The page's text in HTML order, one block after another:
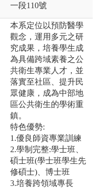
一段110號
本系定位以預防醫學
觀念，運用多元之研
究成果，培養學生成
為具備跨域素養之公
共衛生專業人才，並
落實至社區、提升民
眾健康，成為中部地
區公共衛生的學術重
鎮。
特色優勢:
1.優良師資專業訓練
2.學制完整:學士班、
碩士班(學士班學生先
修碩士)、博士班
3.培養跨領域專長